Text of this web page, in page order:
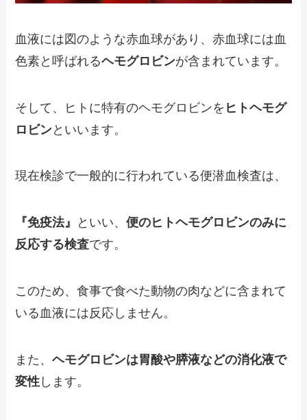
血液には図のような赤血球があり、赤血球には血
色素と呼ばれるヘモグロビンが含まれています。
そして、ヒトに特有のヘモグロビンを ヒトヘモグ
ロビンといいます。
現在検診で一般的に行われている便潜血検査は、
『免疫法』 といい、便のヒトヘモグロビンのみに
反応する検査です。
このため、食事で食べた動物の肉などに含まれて
いる血液には反応しません。
また、ヘモグロビンは胃酸や膵液などの消化液で
変性 します。